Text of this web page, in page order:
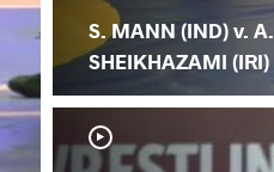
S. MANN (IND) v. A.
SHEIKHAZAMI (IRI)